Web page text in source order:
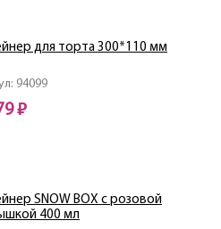
94099
для торта 300*110 мм
₽
SNOW BOX с розовой
400 мл